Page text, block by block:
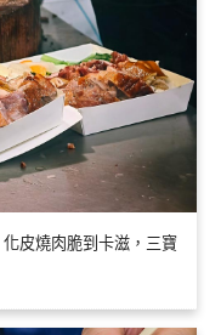
皮燒肉脆到卡滋，三寶